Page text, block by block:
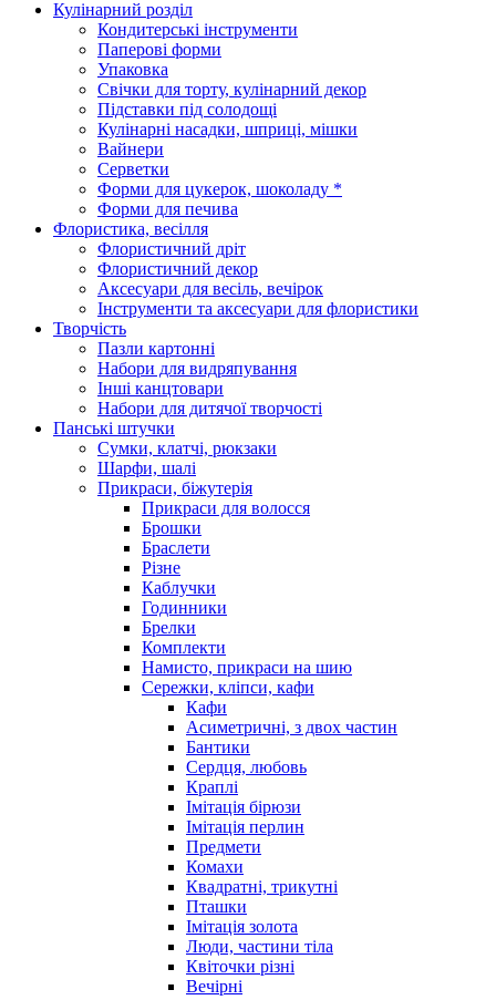
Кулінарний розділ
Кондитерські інструменти
Паперові форми
Упаковка
Свічки для торту, кулінарний декор
Підставки під солодощі
Кулінарні насадки, шприці, мішки
Вайнери
Серветки
Форми для цукерок, шоколаду *
Форми для печива
Флористика, весілля
Флористичний дріт
Флористичний декор
Аксесуари для весіль, вечірок
Інструменти та аксесуари для флористики
Творчість
Пазли картонні
Набори для видряпування
Інші канцтовари
Набори для дитячої творчості
Панські штучки
Сумки, клатчі, рюкзаки
Шарфи, шалі
Прикраси, біжутерія
Прикраси для волосся
Брошки
Браслети
Різне
Каблучки
Годинники
Брелки
Комплекти
Намисто, прикраси на шию
Сережки, кліпси, кафи
Кафи
Асиметричні, з двох частин
Бантики
Сердця, любовь
Краплі
Імітація бірюзи
Імітація перлин
Предмети
Комахи
Квадратні, трикутні
Пташки
Імітація золота
Люди, частини тіла
Квіточки різні
Вечірні